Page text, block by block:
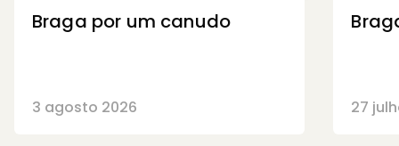
Braga por um canudo
3 agosto 2026 27